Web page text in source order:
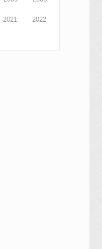
2021 2022